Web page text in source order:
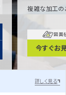
複雑な加工の
図面
今すぐお
詳しく見る